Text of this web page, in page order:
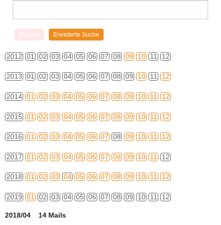
2012 01 02 03 04 05 06 07 08 09 10 11 12
2013 01 02 03 04 05 06 07 08 09 10 11 12
2014 01 02 03 04 05 06 07 08 09 10 11 12
2015 01 02 03 04 05 06 07 08 09 10 11 12
2016 01 02 03 04 05 06 07 08 09 10 11 12
2017 01 02 03 04 05 06 07 08 09 10 11 12
2018 01 02 03 04 05 06 07 08 09 10 11 12
2019 01 02 03 04 05 06 07 08 09 10 11 12
2018/04 14 Mails